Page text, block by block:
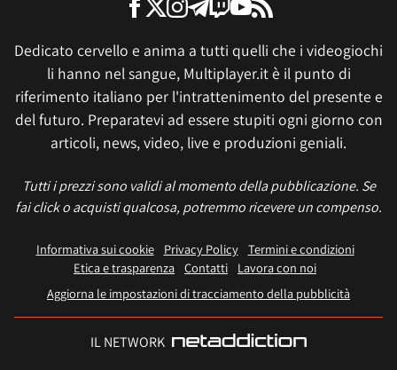
Dedicato cervello e anima a tutti quelli che i videogiochi
li hanno nel sangue, Multiplayer.it è il punto di
riferimento italiano per l'intrattenimento del presente e
del futuro. Preparatevi ad essere stupiti ogni giorno con
articoli, news, video, live e produzioni geniali.
Tutti i prezzi sono validi al momento della pubblicazione. Se
fai click o acquisti qualcosa, potremmo ricevere un compenso.
Informativa sui cookie Privacy Policy
Termini e condizioni
Etica e trasparenza Contatti
Lavora con noi
Aggiorna le impostazioni di tracciamento della pubblicità
IL NETWORK